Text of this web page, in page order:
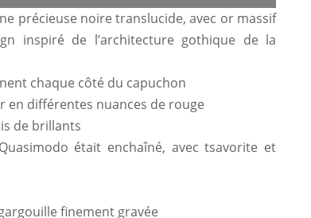
précieuse noire translu­cide, avec or massif
inspiré de l’architecture gothique de la
chaque côté du ca­puchon
en différentes nuances de rouge
de brillants
était en­chaîné, avec tsavorite et
finement gravée